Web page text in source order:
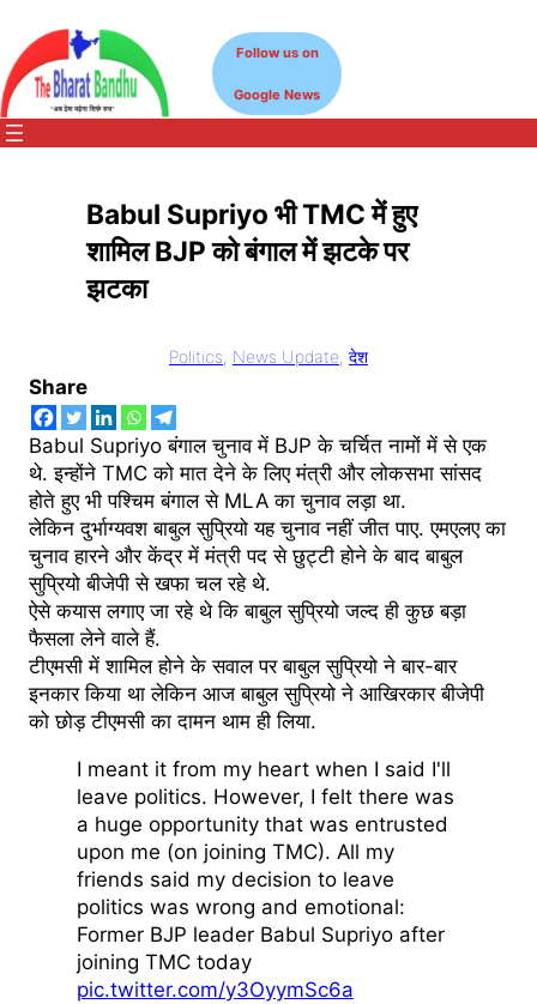
content
Follow us on
Google News
Babul Supriyo भी TMC में हुए
शामिल BJP को बंगाल में झटके पर
झटका
Politics, News Update, देश
Share
Babul Supriyo बंगाल चुनाव में BJP के चर्चित नामों में से एक
थे. इन्होंने TMC को मात देने के लिए मंत्री और लोकसभा सांसद
होते हुए भी पश्चिम बंगाल से MLA का चुनाव लड़ा था.
लेकिन दुर्भाग्यवश बाबुल सुप्रियो यह चुनाव नहीं जीत पाए. एमएलए का
चुनाव हारने और केंद्र में मंत्री पद से छुट्टी होने के बाद बाबुल
सुप्रियो बीजेपी से खफा चल रहे थे.
ऐसे कयास लगाए जा रहे थे कि बाबुल सुप्रियो जल्द ही कुछ बड़ा
फैसला लेने वाले हैं.
टीएमसी में शामिल होने के सवाल पर बाबुल सुप्रियो ने बार-बार
इनकार किया था लेकिन आज बाबुल सुप्रियो ने आखिरकार बीजेपी
को छोड़ टीएमसी का दामन थाम ही लिया.
I meant it from my heart when I said I'll
leave politics. However, I felt there was
a huge opportunity that was entrusted
upon me (on joining TMC). All my
friends said my decision to leave
politics was wrong and emotional:
Former BJP leader Babul Supriyo after
joining TMC today
pic.twitter.com/y3OyymSc6a